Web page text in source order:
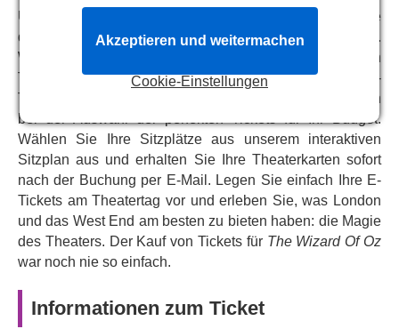
debut and The London Palladium legend Gary Wilmot as
The Wizard and Professor Marvel.
Featuring the iconic original score from the Oscar-winning
MGM film including, Over The Rainbow, Follow The
Yellow Brick Road and We’re Off To See The Wizard with
additional songs from Andrew Lloyd Webber and Tim
Rice, this spectacular production will be a magical
experience for all the family.
Unser zentrales Reservierungssystem verbindet Sie
direkt mit dem Kassensystem des Gillian Lynne Theatre.
Wir bieten Live- und vollständige Verfügbarkeit von
Tickets fürThe Wizard Of Oz, von VIP- und Premium-
Tickets bis hin zu ermäßigten Tickets, und helfen Ihnen
bei der Auswahl der perfekten Tickets für Ihr Budget.
Wählen Sie Ihre Sitzplätze aus unserem interaktiven
Sitzplan aus und erhalten Sie Ihre Theaterkarten sofort
nach der Buchung per E-Mail. Legen Sie einfach Ihre E-
Tickets am Theatertag vor und erleben Sie, was London
und das West End am besten zu bieten haben: die Magie
des Theaters. Der Kauf von Tickets für The Wizard Of Oz
war noch nie so einfach.
Informationen zum Ticket
Cookie-Einstellungen
Akzeptieren und weitermachen